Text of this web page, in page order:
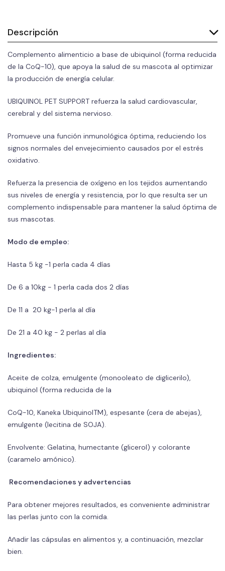
Descripción
Complemento alimenticio a base de ubiquinol (forma reducida
de la CoQ-10), que apoya la salud de su mascota al optimizar
la producción de energía celular.
UBIQUINOL PET SUPPORT refuerza la salud cardiovascular,
cerebral y del sistema nervioso.
Promueve una función inmunológica óptima, reduciendo los
signos normales del envejecimiento causados por el estrés
oxidativo.
Refuerza la presencia de oxígeno en los tejidos aumentando
sus niveles de energía y resistencia, por lo que resulta ser un
complemento indispensable para mantener la salud óptima de
sus mascotas.
Modo de empleo:
Hasta 5 kg -1 perla cada 4 días
De 6 a 10kg - 1 perla cada dos 2 días
De 11 a 20 kg-1 perla al día
De 21 a 40 kg - 2 perlas al día
Ingredientes:
Aceite de colza, emulgente (monooleato de diglicerilo),
ubiquinol (forma reducida de la
CoQ-10, Kaneka UbiquinolTM), espesante (cera de abejas),
emulgente (lecitina de SOJA).
Envolvente: Gelatina, humectante (glicerol) y colorante
(caramelo amónico).
Recomendaciones y advertencias
Para obtener mejores resultados, es conveniente administrar
las perlas junto con la comida.
Añadir las cápsulas en alimentos y, a continuación, mezclar
bien.